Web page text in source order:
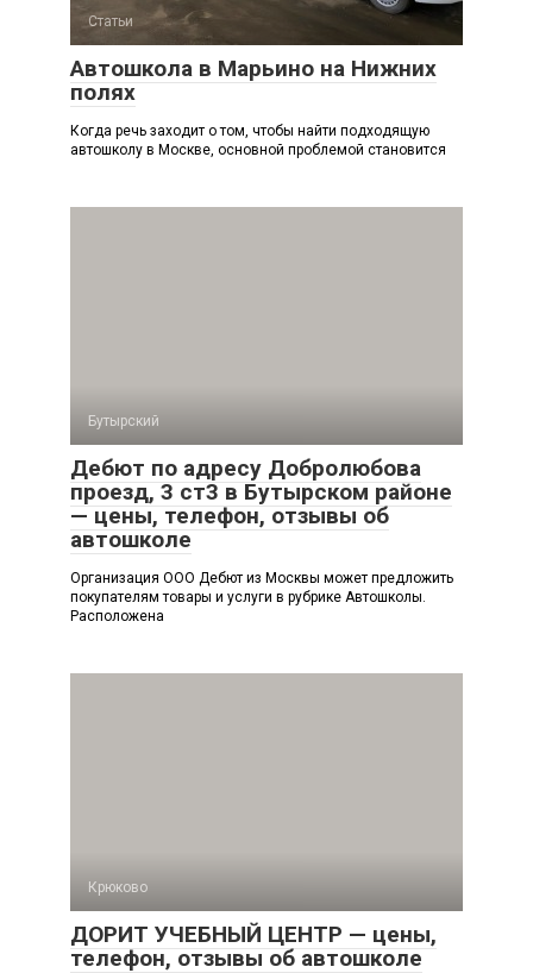
Статьи
Автошкола в Марьино на Нижних
полях
Когда речь заходит о том, чтобы найти подходящую
автошколу в Москве, основной проблемой становится
Бутырский
Дебют по адресу Добролюбова
проезд, 3 ст3 в Бутырском районе
— цены, телефон, отзывы об
автошколе
Организация ООО Дебют из Москвы может предложить
покупателям товары и услуги в рубрике Автошколы.
Расположена
Крюково
ДОРИТ УЧЕБНЫЙ ЦЕНТР — цены,
телефон, отзывы об автошколе